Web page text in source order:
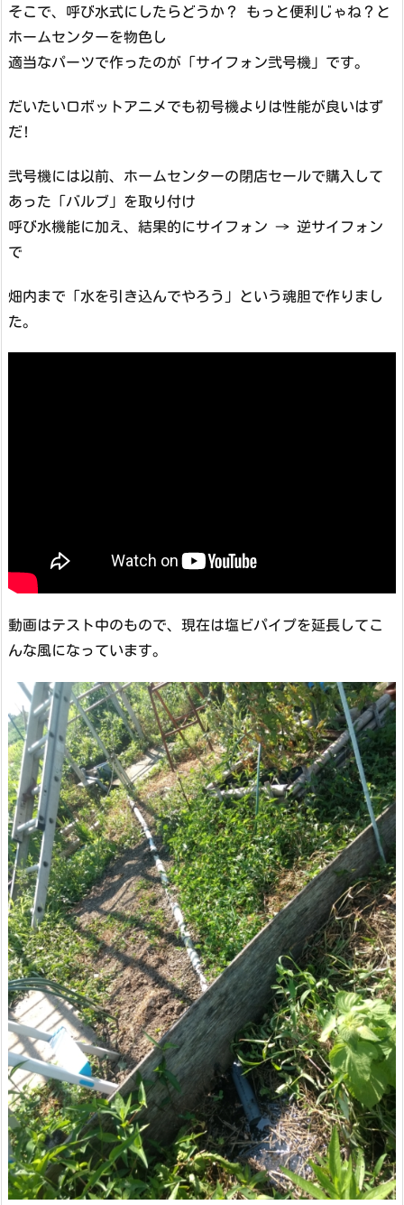
そこで、呼び水式にしたらどうか？ もっと便利じゃね？と
ホームセンターを物色し
適当なパーツで作ったのが「サイフォン弐号機」です。
だいたいロボットアニメでも初号機よりは性能が良いはず
だ!
弐号機には以前、ホームセンターの閉店セールで購入して
あった「バルブ」を取り付け
呼び水機能に加え、結果的にサイフォン → 逆サイフォン
で
畑内まで「水を引き込んでやろう」という魂胆で作りまし
た。
動画はテスト中のもので、現在は塩ビパイプを延長してこ
んな風になっています。